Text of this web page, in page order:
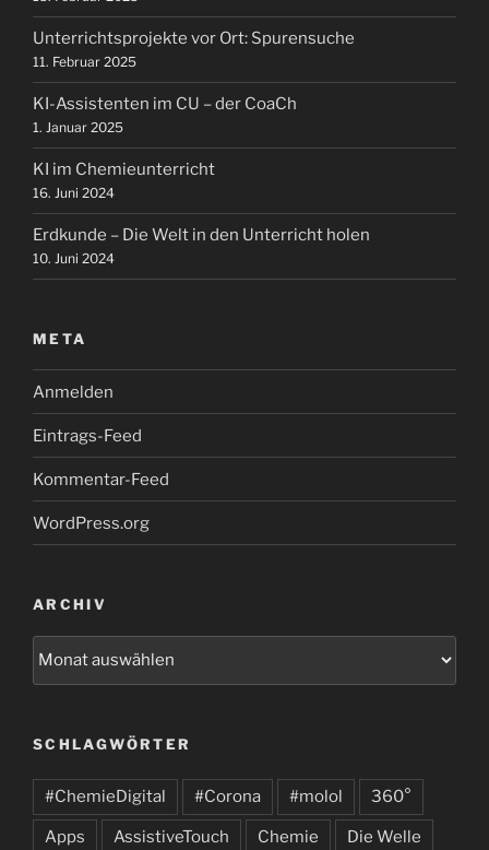
Unterrichtsprojekte vor Ort: Spurensuche
11. Februar 2025
KI-Assistenten im CU – der CoaCh
1. Januar 2025
KI im Chemieunterricht
16. Juni 2024
Erdkunde – Die Welt in den Unterricht holen
10. Juni 2024
META
Anmelden
Eintrags-Feed
Kommentar-Feed
WordPress.org
ARCHIV
SCHLAGWÖRTER
#ChemieDigital #Corona #molol 360°
Apps AssistiveTouch Chemie Die Welle